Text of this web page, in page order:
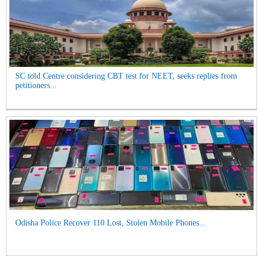
SC told Centre considering CBT test for NEET, seeks replies from
petitioners...
Odisha Police Recover 110 Lost, Stolen Mobile Phones...